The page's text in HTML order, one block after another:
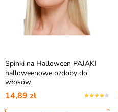
Spinki na Halloween PAJĄKI
halloweenowe ozdoby do
włosów
14,89 zł